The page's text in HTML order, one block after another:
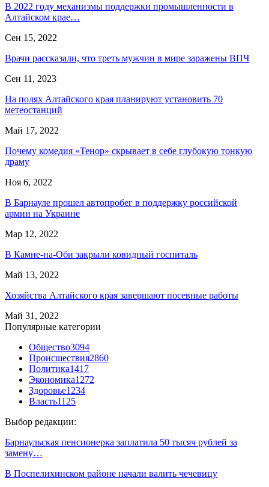
В 2022 году механизмы поддержки промышленности в
Алтайском крае…
Сен 15, 2022
Врачи рассказали, что треть мужчин в мире заражены ВПЧ
Сен 11, 2023
На полях Алтайского края планируют установить 70
метеостанций
Май 17, 2022
Почему комедия «Тенор» скрывает в себе глубокую тонкую
драму
Ноя 6, 2022
В Барнауле прошел автопробег в поддержку российской
армии на Украине
Мар 12, 2022
В Камне-на-Оби закрыли ковидный госпиталь
Май 13, 2022
Хозяйства Алтайского края завершают посевные работы
Май 31, 2022
Популярные категории
Общество3094
Происшествия2860
Политика1417
Экономика1272
Здоровье1234
Власть1125
Выбор редакции:
Барнаульская пенсионерка заплатила 50 тысяч рублей за
замену…
В Поспелихинском районе начали валить чечевицу